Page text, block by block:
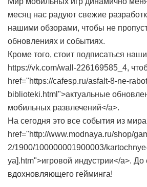
месяц нас радуют свежие
нашими обзорами, чтобы не
обновлениях и событиях.
Кроме того, стоит подписаться
https://vk.com/wall-226169585_4,
href="https://cafesp.ru/asfalt-8-ne-
biblioteki.html">актуальные
мобильных развлечений</a>.
На сегодня это все события из
href="http://www.modnaya.ru/shop/
2/1900/100000001900003/
ya].htm">игровой индустрии</a>. До
вдохновляющего гейминга!